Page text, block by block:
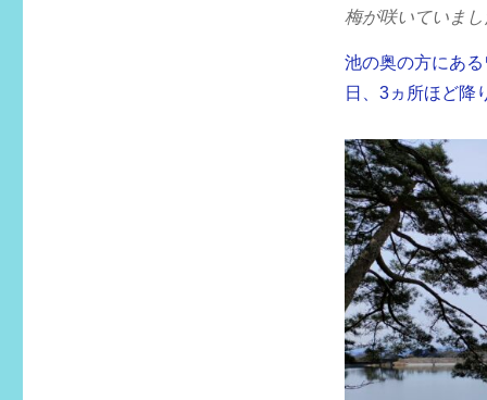
梅が咲いていま
池の奥の方にあ
日、3ヵ所ほど降